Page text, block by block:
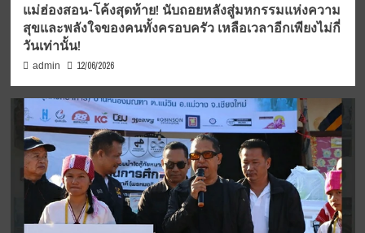
แม่ฮ่องสอน-โค้งสุดท้าย! นับถอยหลังสู่มหกรรมแห่งความ
สุขและพลังใจของคนทั้งครอบครัว เหลือเวลาอีกเพียงไม่กี่
วันเท่านั้น!
admin 12/06/2026